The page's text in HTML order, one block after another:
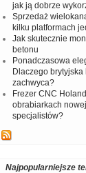
jak ją dobrze
Sprzedaż
kilku platformach
Jak skutecznie
betonu
Ponadczasowa
Dlaczego
zachwyca?
Frezer CNC
obrabiarkach
specjalistów?
Najpopularniejsze